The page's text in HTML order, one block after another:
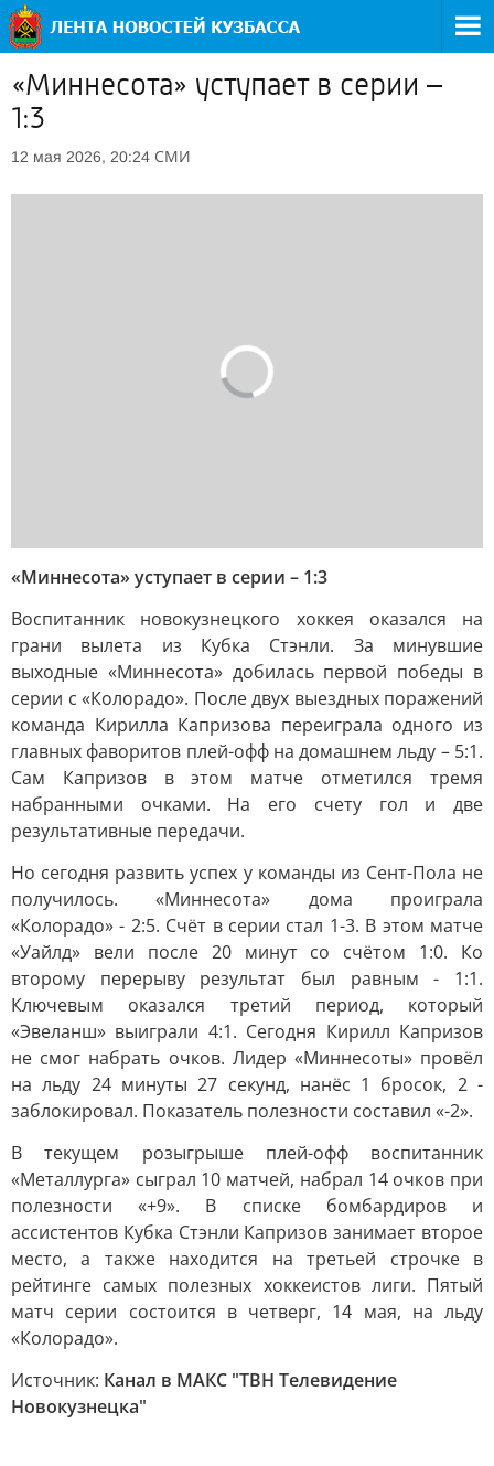
«Миннесота» уступает в серии –
1:3
12 мая 2026, 20:24 СМИ
«Миннесота» уступает в серии – 1:3
Воспитанник новокузнецкого хоккея оказался на
грани вылета из Кубка Стэнли. За минувшие
выходные «Миннесота» добилась первой победы в
серии с «Колорадо». После двух выездных поражений
команда Кирилла Капризова переиграла одного из
главных фаворитов плей-офф на домашнем льду – 5:1.
Сам Капризов в этом матче отметился тремя
набранными очками. На его счету гол и две
результативные передачи.
Но сегодня развить успех у команды из Сент-Пола не
получилось. «Миннесота» дома проиграла
«Колорадо» - 2:5. Счёт в серии стал 1-3. В этом матче
«Уайлд» вели после 20 минут со счётом 1:0. Ко
второму перерыву результат был равным - 1:1.
Ключевым оказался третий период, который
«Эвеланш» выиграли 4:1. Сегодня Кирилл Капризов
не смог набрать очков. Лидер «Миннесоты» провёл
на льду 24 минуты 27 секунд, нанёс 1 бросок, 2 -
заблокировал. Показатель полезности составил «-2».
В текущем розыгрыше плей-офф воспитанник
«Металлурга» сыграл 10 матчей, набрал 14 очков при
полезности «+9». В списке бомбардиров и
ассистентов Кубка Стэнли Капризов занимает второе
место, а также находится на третьей строчке в
рейтинге самых полезных хоккеистов лиги. Пятый
матч серии состоится в четверг, 14 мая, на льду
«Колорадо».
Источник: Канал в МАКС "ТВН Телевидение
Новокузнецка"